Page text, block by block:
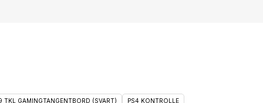
TKL GAMINGTANGENTBORD (SVART) PS4 KONTROLLE